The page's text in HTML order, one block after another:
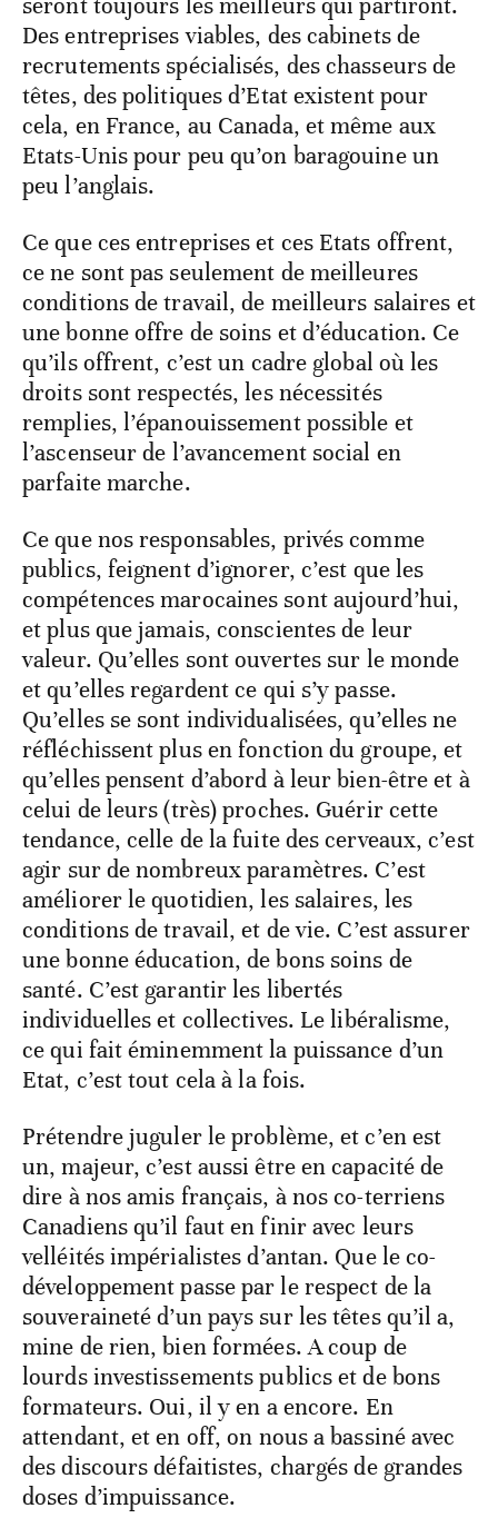
Des entreprises viables, des cabinets de
recrutements spécialisés, des chasseurs de
têtes, des politiques d’Etat existent pour
cela, en France, au Canada, et même aux
Etats-Unis pour peu qu’on baragouine un
peu l’anglais.
Ce que ces entreprises et ces Etats offrent,
ce ne sont pas seulement de meilleures
conditions de travail, de meilleurs salaires et
une bonne offre de soins et d’éducation. Ce
qu’ils offrent, c’est un cadre global où les
droits sont respectés, les nécessités
remplies, l’épanouissement possible et
l’ascenseur de l’avancement social en
parfaite marche.
Ce que nos responsables, privés comme
publics, feignent d’ignorer, c’est que les
compétences marocaines sont aujourd’hui,
et plus que jamais, conscientes de leur
valeur. Qu’elles sont ouvertes sur le monde
et qu’elles regardent ce qui s’y passe.
Qu’elles se sont individualisées, qu’elles ne
réfléchissent plus en fonction du groupe, et
qu’elles pensent d’abord à leur bien-être et à
celui de leurs (très) proches. Guérir cette
tendance, celle de la fuite des cerveaux, c’est
agir sur de nombreux paramètres. C’est
améliorer le quotidien, les salaires, les
conditions de travail, et de vie. C’est assurer
une bonne éducation, de bons soins de
santé. C’est garantir les libertés
individuelles et collectives. Le libéralisme,
ce qui fait éminemment la puissance d’un
Etat, c’est tout cela à la fois.
Prétendre juguler le problème, et c’en est
un, majeur, c’est aussi être en capacité de
dire à nos amis français, à nos co-terriens
Canadiens qu’il faut en finir avec leurs
velléités impérialistes d’antan. Que le co-
développement passe par le respect de la
souveraineté d’un pays sur les têtes qu’il a,
mine de rien, bien formées. A coup de
lourds investissements publics et de bons
formateurs. Oui, il y en a encore. En
attendant, et en off, on nous a bassiné avec
des discours défaitistes, chargés de grandes
doses d’impuissance.